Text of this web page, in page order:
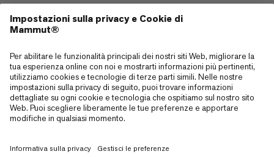
—
Sitemap
Cookies
Note legali